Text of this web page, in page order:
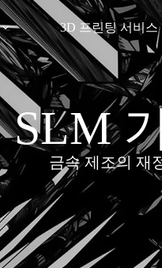
3D 프린팅 서비스
SLM
금속 제조의 재